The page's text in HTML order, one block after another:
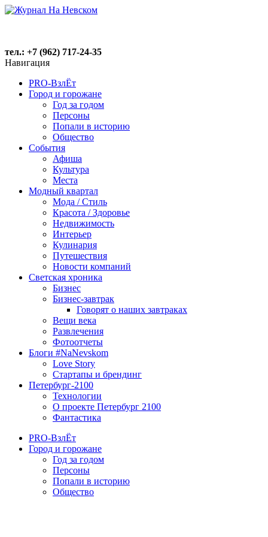
тел.: +7 (962) 717-24-35
Навигация
PRO-ВзлЁт
Город и горожане
Год за годом
Персоны
Попали в историю
Общество
События
Афиша
Культура
Места
Модный квартал
Мода / Стиль
Красота / Здоровье
Недвижимость
Интерьер
Кулинария
Путешествия
Новости компаний
Светская хроника
Бизнес
Бизнес-завтрак
Говорят о наших завтраках
Вещи века
Развлечения
Фотоотчеты
Блоги #NaNevskom
Love Story
Стартапы и брендинг
Петербург-2100
Технологии
О проекте Петербург 2100
Фантастика
PRO-ВзлЁт
Город и горожане
Год за годом
Персоны
Попали в историю
Общество